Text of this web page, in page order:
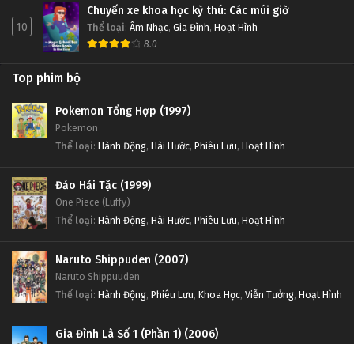
10
Chuyến xe khoa học kỳ thú: Các múi giờ
Thể loại: Âm Nhạc, Gia Đình, Hoạt Hình
8.0
Top phim bộ
Pokemon Tổng Hợp (1997)
Pokemon
Thể loại: Hành Động, Hài Hước, Phiêu Lưu, Hoạt Hình
Đảo Hải Tặc (1999)
One Piece (Luffy)
Thể loại: Hành Động, Hài Hước, Phiêu Lưu, Hoạt Hình
Naruto Shippuden (2007)
Naruto Shippuuden
Thể loại: Hành Động, Phiêu Lưu, Khoa Học, Viễn Tưởng, Hoạt Hình
Gia Đình Là Số 1 (Phần 1) (2006)